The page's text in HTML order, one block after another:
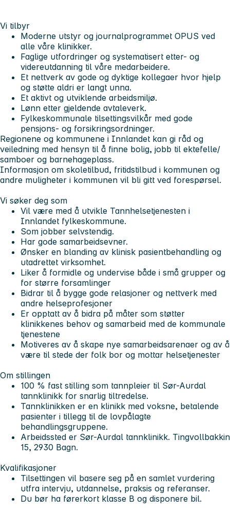
Vi tilbyr
Moderne utstyr og journalprogrammet OPUS ved
alle våre klinikker.
Faglige utfordringer og systematisert etter- og
videreutdanning til våre medarbeidere.
Et nettverk av gode og dyktige kollegaer hvor hjelp
og støtte aldri er langt unna.
Et aktivt og utviklende arbeidsmiljø.
Lønn etter gjeldende avtaleverk.
Fylkeskommunale tilsettingsvilkår med gode
pensjons- og forsikringsordninger.
Regionene og kommunene i Innlandet kan gi råd og
veiledning med hensyn til å finne bolig, jobb til ektefelle/
samboer og barnehageplass.
Informasjon om skoletilbud, fritidstilbud i kommunen og
andre muligheter i kommunen vil bli gitt ved forespørsel.
Vi søker deg som
Vil være med å utvikle Tannhelsetjenesten i
Innlandet fylkeskommune.
Som jobber selvstendig.
Har gode samarbeidsevner.
Ønsker en blanding av klinisk pasientbehandling og
utadrettet virksomhet.
Liker å formidle og undervise både i små grupper og
for større forsamlinger
Bidrar til å bygge gode relasjoner og nettverk med
andre helseprofesjoner
Er opptatt av å bidra på måter som støtter
klinikkenes behov og samarbeid med de kommunale
tjenestene
Motiveres av å skape nye samarbeidsarenaer og av å
være til stede der folk bor og mottar helsetjenester
Om stillingen
100 % fast stilling som tannpleier til Sør-Aurdal
tannklinikk for snarlig tiltredelse.
Tannklinikken er en klinikk med voksne, betalende
pasienter i tillegg til de lovpålagte
behandlingsgruppene.
Arbeidssted er Sør-Aurdal tannklinikk. Tingvollbakkin
15, 2930 Bagn.
Kvalifikasjoner
Tilsettingen vil basere seg på en samlet vurdering
utfra intervju, utdannelse, praksis og referanser.
Du bør ha førerkort klasse B og disponere bil.